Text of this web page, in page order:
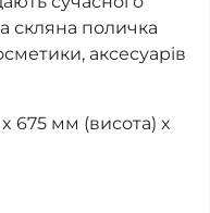
скляна поличка
аксесуарів
675 мм (висота) x